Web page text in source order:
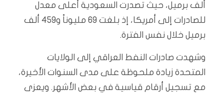
ألف برميل، حيث تصدرت السعودية أعلى معدل
للصادرات إلى أمريكا، إذ بلغت 69 مليوناً و459 ألف
برميل خلال نفس الفترة.
وشهدت صادرات النفط العراقي إلى الولايات
المتحدة زيادة ملحوظة على مدى السنوات الأخيرة،
مع تسجيل أرقام قياسية في بعض الأشهر. ويعزى